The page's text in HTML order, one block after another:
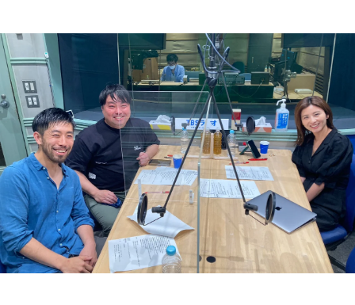
お知らせ
イベント・グッズ
YouTube
会社情報